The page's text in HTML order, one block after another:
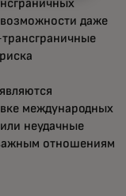
даже
международных
неудачные
отношениям